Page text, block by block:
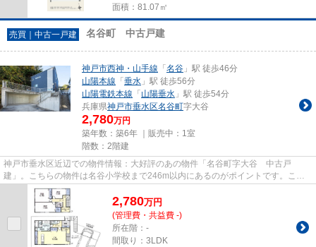
面積：81.07㎡
売買｜中古一戸建 名谷町 中古戸建
神戸市西神・山手線 「 名谷 」駅 徒歩46分
山陽本線 「 垂水 」駅 徒歩56分
山陽電鉄本線 「 山陽垂水 」駅 徒歩54分
兵庫県神戸市垂水区名谷町字大谷
2,780万円
築年数：築6年 ｜販売中： 1室
階数：2階建
神戸市垂水区近辺での物件情報：大好評のあの物件「名谷町字大谷 中古戸
建」。こちらの物件は名谷小学校まで246m以内にあるのがポイントです。こち
らの物件は中古戸建物件です。令和2...
2,780万円
(管理費・共益費 -)
所在階：-
間取り：3LDK